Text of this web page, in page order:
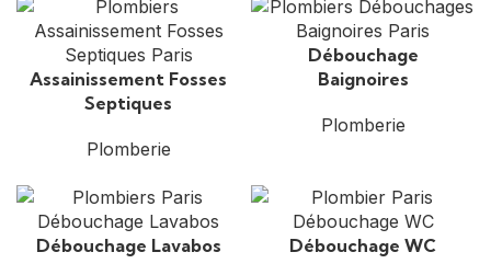
Assainissement Fosses
Septiques
Plomberie
Débouchage
Baignoires
Plomberie
Débouchage Lavabos Débouchage WC